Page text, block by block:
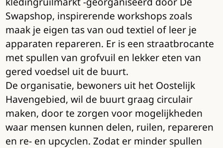
Swapshop, inspirerende workshops zoals
maak je eigen tas van oud textiel of leer je
apparaten repareren. Er is een straatbrocante
met spullen van grofvuil en lekker eten van
gered voedsel uit de buurt.
De organisatie, bewoners uit het Oostelijk
Havengebied, wil de buurt graag circulair
maken, door te zorgen voor mogelijkheden
waar mensen kunnen delen, ruilen, repareren
en re- en upcyclen. Zodat er minder spullen